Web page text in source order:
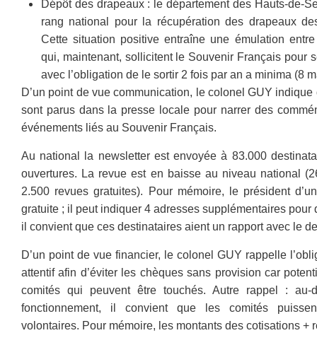
Dépôt des drapeaux : le département des Hauts-de-
rang national pour la récupération des drapeaux
Cette situation positive entraîne une émulation
qui, maintenant, sollicitent le Souvenir Français pour
avec l’obligation de le sortir 2 fois par an a minima (8
D’un point de vue communication, le colonel GUY
sont parus dans la presse locale pour narrer des
événements liés au Souvenir Français.
Au national la newsletter est envoyée à 83.000
ouvertures. La revue est en baisse au niveau national
2.500 revues gratuites). Pour mémoire, le président
gratuite ; il peut indiquer 4 adresses supplémentaires pour
il convient que ces destinataires aient un rapport avec le
D’un point de vue financier, le colonel GUY rappelle
attentif afin d’éviter les chèques sans provision car
comités qui peuvent être touchés. Autre rappel :
fonctionnement, il convient que les comités
volontaires. Pour mémoire, les montants des cotisations +